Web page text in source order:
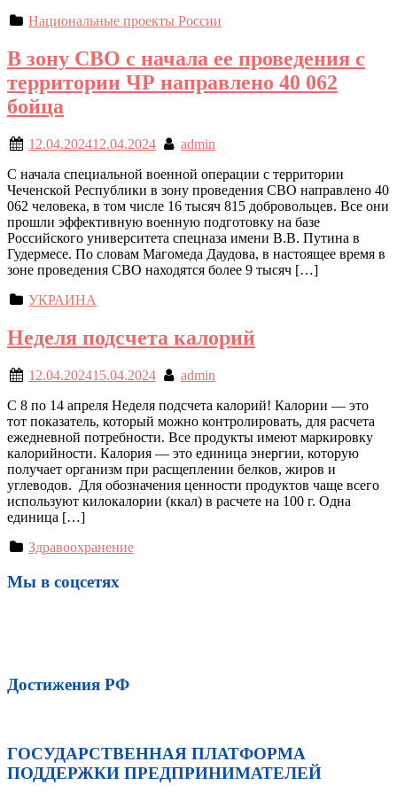
Национальные проекты России
В зону СВО с начала ее проведения с
территории ЧР направлено 40 062
бойца
12.04.202412.04.2024
admin
С начала специальной военной операции с территории
Чеченской Республики в зону проведения СВО направлено 40
062 человека, в том числе 16 тысяч 815 добровольцев. Все они
прошли эффективную военную подготовку на базе
Российского университета спецназа имени В.В. Путина в
Гудермесе. По словам Магомеда Даудова, в настоящее время в
зоне проведения СВО находятся более 9 тысяч […]
УКРАИНА
Неделя подсчета калорий
12.04.202415.04.2024
admin
С 8 по 14 апреля Неделя подсчета калорий! Калории — это
тот показатель, который можно контролировать, для расчета
ежедневной потребности. Все продукты имеют маркировку
калорийности. Калория — это единица энергии, которую
получает организм при расщеплении белков, жиров и
углеводов. Для обозначения ценности продуктов чаще всего
используют килокалории (ккал) в расчете на 100 г. Одна
единица […]
Здравоохранение
Мы в соцсетях
Достижения РФ
ГОСУДАРСТВЕННАЯ ПЛАТФОРМА
ПОДДЕРЖКИ ПРЕДПРИНИМАТЕЛЕЙ